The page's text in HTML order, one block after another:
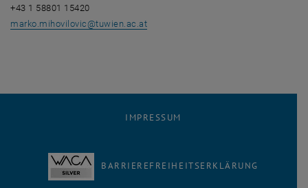
+43 1 58801 15420
marko.mihovilovic @tuwien.ac.at
IMPRESSUM
BARRIEREFREIHEITSERKLÄRUNG